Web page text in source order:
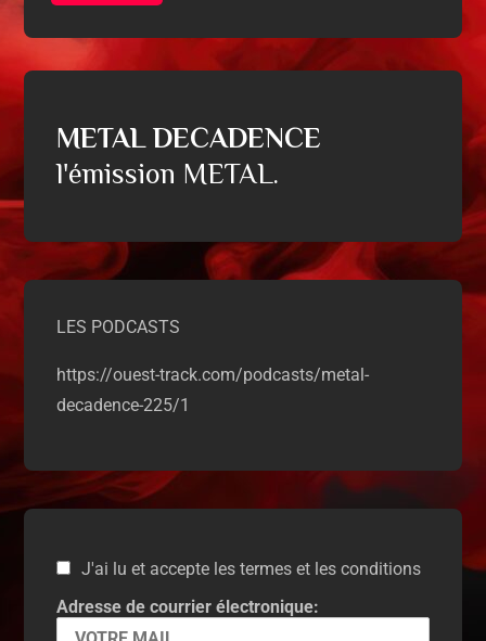
METAL DECADENCE
l'émission METAL.
LES PODCASTS
https://ouest-track.com/podcasts/metal-
decadence-225/1
J'ai lu et accepte les termes et les conditions
Adresse de courrier électronique: